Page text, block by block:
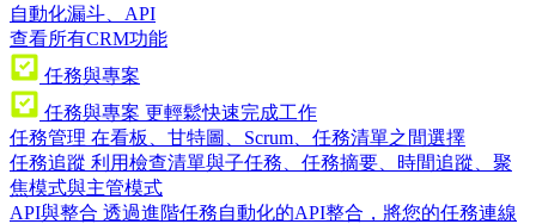
自動化漏斗、API
查看所有CRM功能
任務與專案
任務與專案 更輕鬆快速完成工作
任務管理 在看板、甘特圖、Scrum、任務清單之間選擇
任務追蹤 利用檢查清單與子任務、任務摘要、時間追蹤、聚
焦模式與主管模式
API與整合 透過進階任務自動化的API整合，將您的任務連線